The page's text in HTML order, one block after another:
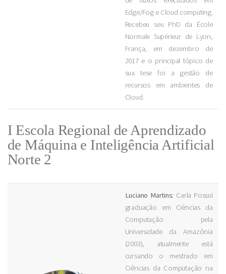
Edge/Fog e Cloud computing.
Recebeu seu PhD da École
Normale Supérieur de Lyon,
França, em dezembro de
2017 e o principal tópico de
sua tese foi a gestão de
recursos em ambientes de
Cloud.
I Escola Regional de Aprendizado
de Máquina e Inteligência Artificial
Norte 2
Luciano Martins: Carla Possui
graduação em Ciências da
Computação pela
Universidade da Amazônia
(2003), atualmente está
cursando o mestrado em
Ciências da Computação na